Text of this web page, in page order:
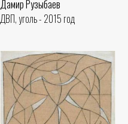
Дамир Рузыбаев
ДВП, уголь - 2015 год